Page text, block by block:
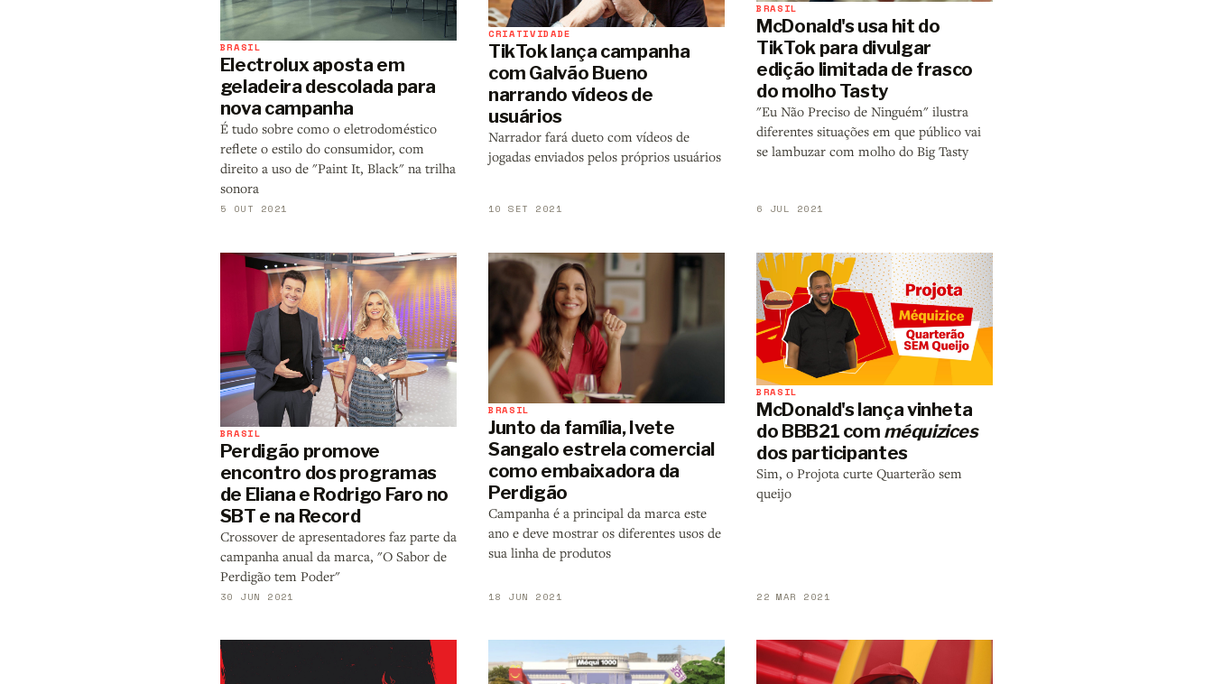
BRASIL
Electrolux aposta em
geladeira descolada para
nova campanha
É tudo sobre como o eletrodoméstico
reflete o estilo do consumidor, com
direito a uso de "Paint It, Black" na trilha
sonora
5 OUT 2021
CRIATIVIDADE
TikTok lança campanha
com Galvão Bueno
narrando vídeos de
usuários
Narrador fará dueto com vídeos de
jogadas enviados pelos próprios usuários
10 SET 2021
BRASIL
McDonald's usa hit do
TikTok para divulgar
edição limitada de frasco
do molho Tasty
"Eu Não Preciso de Ninguém" ilustra
diferentes situações em que público vai
se lambuzar com molho do Big Tasty
6 JUL 2021
BRASIL
Perdigão promove
encontro dos programas
de Eliana e Rodrigo Faro no
SBT e na Record
Crossover de apresentadores faz parte da
campanha anual da marca, "O Sabor de
Perdigão tem Poder"
30 JUN 2021
BRASIL
Junto da família, Ivete
Sangalo estrela comercial
como embaixadora da
Perdigão
Campanha é a principal da marca este
ano e deve mostrar os diferentes usos de
sua linha de produtos
18 JUN 2021
BRASIL
McDonald's lança vinheta
do BBB21 com méquizices
dos participantes
Sim, o Projota curte Quarterão sem
queijo
22 MAR 2021